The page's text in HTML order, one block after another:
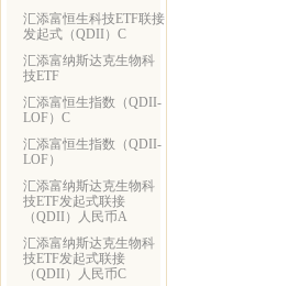
汇添富恒生科技ETF联接
发起式（QDII）C
汇添富纳斯达克生物科
技ETF
汇添富恒生指数（QDII-
LOF）C
汇添富恒生指数（QDII-
LOF）
汇添富纳斯达克生物科
技ETF发起式联接
（QDII）人民币A
汇添富纳斯达克生物科
技ETF发起式联接
（QDII）人民币C